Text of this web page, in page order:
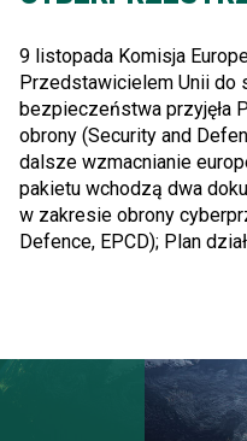
9 listopada Komisja
Przedstawicielem Unii do
bezpieczeństwa przyjęła
obrony (Security and
dalsze wzmacnianie
pakietu wchodzą dwa
w zakresie obrony
Defence, EPCD); Plan